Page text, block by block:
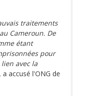
traitements
Cameroun. De
étant
pour
avec la
a accusé l'ONG de